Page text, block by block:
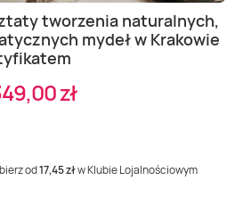
tworzenia naturalnych,
mydeł w Krakowie
zł
od17,45 złw Klubie Lojalnościowym